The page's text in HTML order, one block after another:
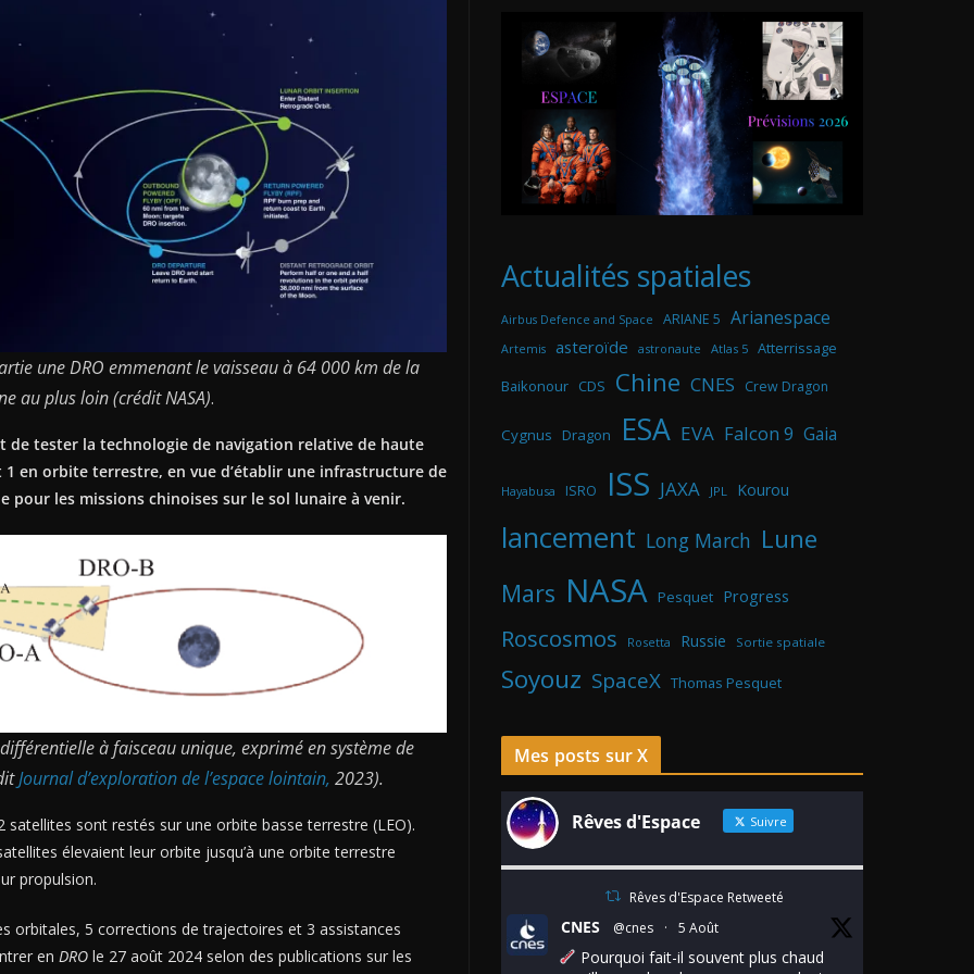
une DRO emmenant le vaisseau à 64 000 km de la
au plus loin (crédit NASA).
de tester la technologie de navigation relative de haute
en orbite terrestre, en vue d’établir une infrastructure de
les missions chinoises sur le sol lunaire à venir.
à faisceau unique, exprimé en système de
Journal d’exploration de l’espace lointain, 2023).
satellites sont restés sur une orbite basse terrestre (LEO).
élevaient leur orbite jusqu’à une orbite terrestre
propulsion.
5 corrections de trajectoires et 3 assistances
en DRO le 27 août 2024 selon des publications sur les
Actualités spatiales
Airbus Defence and Space ARIANE 5 Arianespace
Artemis asteroïde astronaute Atlas 5 Atterrissage
Baikonour CDS Chine CNES Crew Dragon
Cygnus Dragon ESA EVA Falcon 9 Gaia
Hayabusa ISRO ISS JAXA JPL Kourou
lancement Long March Lune
Mars NASA Pesquet Progress
Roscosmos Rosetta Russie Sortie spatiale
Soyouz SpaceX Thomas Pesquet
Mes posts sur X
Rêves d'Espace Suivre
Rêves d'Espace Retweeté
CNES @cnes · 5 Août
Pourquoi fait-il souvent plus chaud